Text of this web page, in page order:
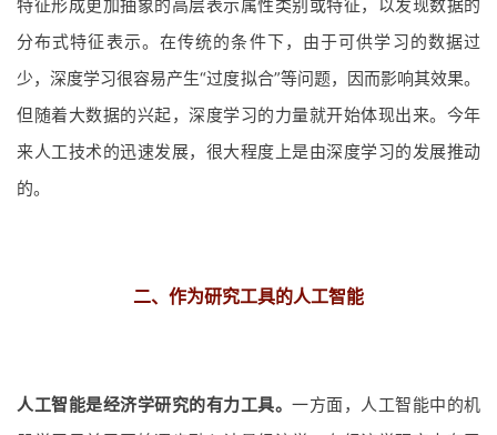
特征形成更加抽象的高层表示属性类别或特征，以发现数据的
分布式特征表示。在传统的条件下，由于可供学习的数据过
少，深度学习很容易产生“过度拟合”等问题，因而影响其效果。
但随着大数据的兴起，深度学习的力量就开始体现出来。今年
来人工技术的迅速发展，很大程度上是由深度学习的发展推动
的。
二、作为研究工具的人工智能
人工智能是经济学研究的有力工具。 一方面，人工智能中的机